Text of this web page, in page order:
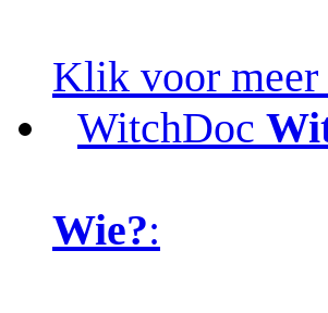
Klik voor
WitchDoc
Wie?: